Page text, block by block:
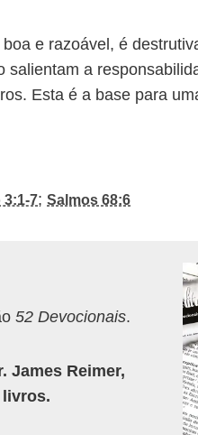
e razoável, é
salientam a
Esta é a base para
3:1-7; Salmos 68:6
52 Devocionais.
James Reimer,